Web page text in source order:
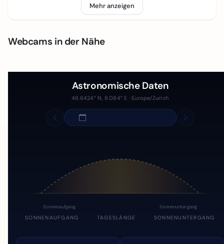
Mehr anzeigen
Webcams in der Nähe
Astronomische Daten
46.6424° N, 8.084° E · Europe/Zurich
Sonnenaufgang Sonnenuntergang
SONNENAUFGANG TAGESLÄNGE SONNENUNTERGANG